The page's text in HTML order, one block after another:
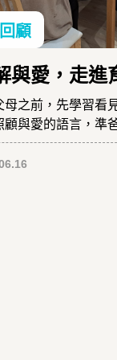
顧
與愛，走進
母之前，先學習看
顧與愛的語言，準
積力量，一起迎接
。